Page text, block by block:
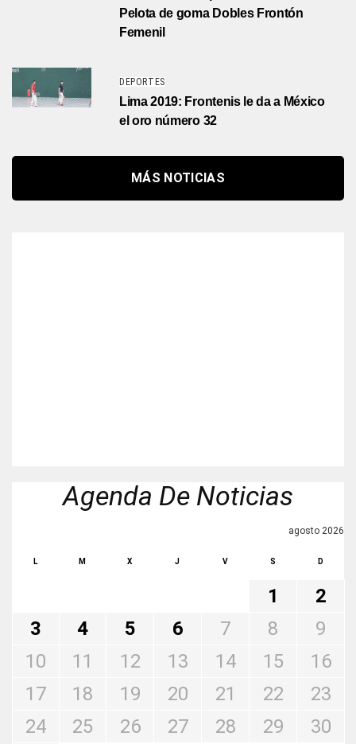
Pelota de goma Dobles Frontón
Femenil
DEPORTES
Lima 2019: Frontenis le da a México
el oro número 32
MÁS NOTICIAS
Agenda De Noticias
agosto 2026
L M X J V S D
1
2
3
4 5 6 7 8
9
10
11 12 13 14 15
16
17
18 19 20 21 22
23
24
25 26 27 28 29 30